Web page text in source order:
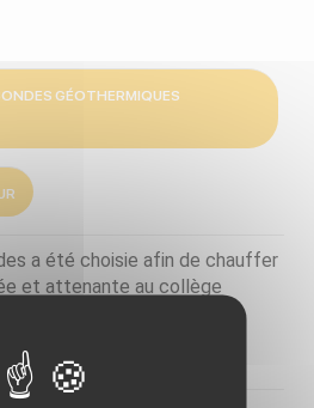
GÉOTHERMIQUES
a été choisie afin de chauffer
et attenante au collège
(Nord).
de l'ADEME